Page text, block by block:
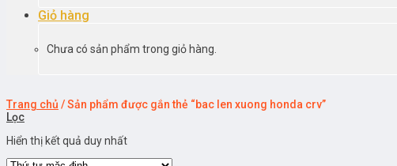
Giỏ hàng
Chưa có sản phẩm trong giỏ hàng.
Trang chủ /Sản phẩm được gắn thẻ “bac len xuong honda crv”
Lọc
Hiển thị kết quả duy nhất